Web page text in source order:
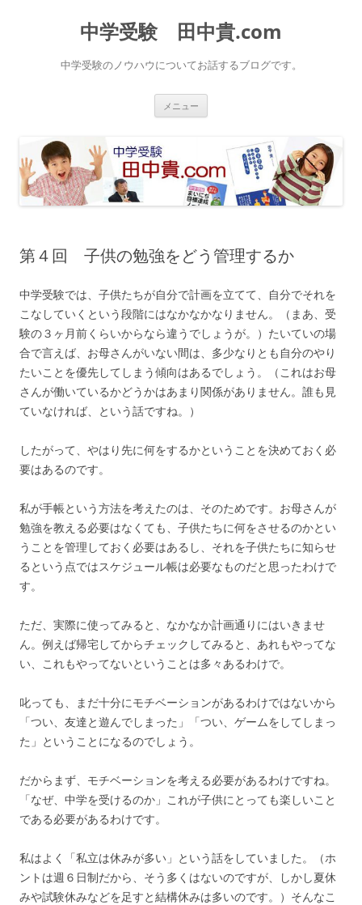
中学受験 田中貴.com
中学受験のノウハウについてお話するブログです。
メニュー
ス
キ
ッ
プ
第４回 子供の勉強をどう管理するか
中学受験では、子供たちが自分で計画を立てて、自分でそれを
こなしていくという段階にはなかなかなりません。（まあ、受
験の３ヶ月前くらいからなら違うでしょうが。）たいていの場
合で言えば、お母さんがいない間は、多少なりとも自分のやり
たいことを優先してしまう傾向はあるでしょう。（これはお母
さんが働いているかどうかはあまり関係がありません。誰も見
ていなければ、という話ですね。）
したがって、やはり先に何をするかということを決めておく必
要はあるのです。
私が手帳という方法を考えたのは、そのためです。お母さんが
勉強を教える必要はなくても、子供たちに何をさせるのかとい
うことを管理しておく必要はあるし、それを子供たちに知らせ
るという点ではスケジュール帳は必要なものだと思ったわけで
す。
ただ、実際に使ってみると、なかなか計画通りにはいきませ
ん。例えば帰宅してからチェックしてみると、あれもやってな
い、これもやってないということは多々あるわけで。
叱っても、まだ十分にモチベーションがあるわけではないから
「つい、友達と遊んでしまった」「つい、ゲームをしてしまっ
た」ということになるのでしょう。
だからまず、モチベーションを考える必要があるわけですね。
「なぜ、中学を受けるのか」これが子供にとっても楽しいこと
である必要があるわけです。
私はよく「私立は休みが多い」という話をしていました。（ホ
ントは週６日制だから、そう多くはないのですが、しかし夏休
みや試験休みなどを足すと結構休みは多いのです。）そんなこ